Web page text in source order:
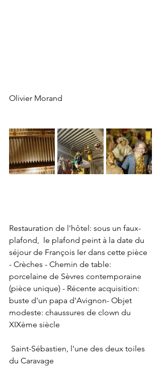
Olivier Morand
Restauration de l'hôtel: sous un faux-
plafond,  le plafond peint à la date du
séjour de François Ier dans cette pièce
- Crèches - Chemin de table:
porcelaine de Sèvres contemporaine
(pièce unique) - Récente acquisition:
buste d'un papa d'Avignon- Objet
modeste: chaussures de clown du
XIXème siècle
du Caravage